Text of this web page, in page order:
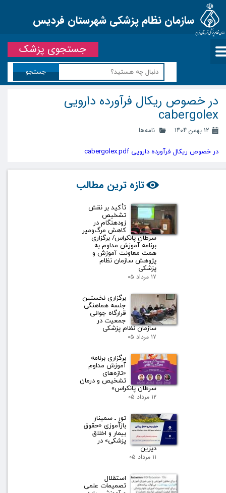
سازمان نظام پزشکی شهرستان فردیس
جستجو
جستجوی پزشک
در خصوص ریکال فرآورده دارویی
cabergolex
۱۲ بهمن ۱۴۰۴ نامه‌ها
در خصوص ریکال فرآورده دارویی cabergolex.pdf
تازه ترین مطالب
تأکید بر نقش
تشخیص
زودهنگام در
کاهش مرگ‌ومیر
سرطان پانکراس/ برگزاری
برنامه آموزش مداوم به
همت معاونت آموزش و
پژوهش سازمان نظام
پزشکی
۱۷ مرداد ۰۵
برگزاری نخستین
جلسه هماهنگی
قرارگاه جوانی
جمعیت در
سازمان نظام پزشکی
۱۷ مرداد ۰۵
برگزاری برنامه
آموزش مداوم
«تازه‌های
تشخیص و درمان
سرطان پانکراس»
۱۲ مرداد ۰۵
تور ـ سمینار
بازآموزی «حقوق
بیمار و اخلاق
پزشکی» در
دیزین
۱۱ مرداد ۰۵
استقلال
تصمیمات علمی